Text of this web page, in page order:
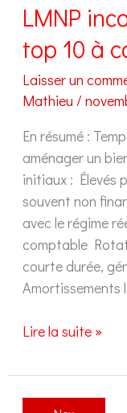
LMNP
top 10 à
Laisser un
Mathieu /
En résumé :
aménager un
initiaux : Élevés
souvent non
avec le régime
comptable
courte durée,
Amortissements
LMNP
:
Notre
Lire la suite »